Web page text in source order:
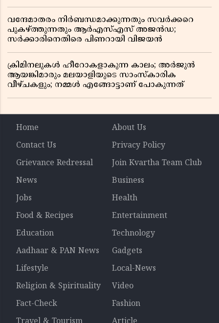
വന്ദേമാതരം നിർബന്ധമാക്കുന്നതും സവർക്കറെ
പുകഴ്ത്തുന്നതും ആർഎസ്എസ് അജൻഡ;
സർക്കാരിനെതിരെ പിണറായി വിജയൻ
ക്രിമിനലുകൾ ഹീറോകളാകുന്ന കാലം; അർജുൻ
ആയങ്കിമാരും മലയാളിയുടെ സാംസ്കാരിക
വീഴ്ചകളും; നമ്മൾ എങ്ങോട്ടാണ് പോകുന്നത്
Home
About Us
Contact Us
Privacy Policy
Grievance Redressal
Join Kvartha Team Club
News
Business
Jobs
Health
Food & Recipes
Entertainment
Education
Technology
Aadhaar & PAN News
Gadgets
Lifestyle
Local-News
Religion & Spirituality
Video
Fact-Check
Fashion